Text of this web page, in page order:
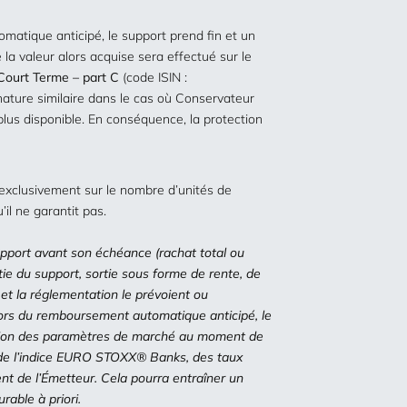
anticipé, le support prend fin et un
valeur alors acquise sera effectué sur le
Terme – part C (code ISIN :
similaire dans le cas où Conservateur
disponible. En conséquence, la protection
sur le nombre d’unités de
ne garantit pas.
avant son échéance (rachat total ou
du support, sortie sous forme de rente, de
la réglementation le prévoient ou
du remboursement automatique anticipé, le
des paramètres de marché au moment de
l’indice EURO STOXX® Banks, des taux
de l’Émetteur. Cela pourra entraîner un
à priori.